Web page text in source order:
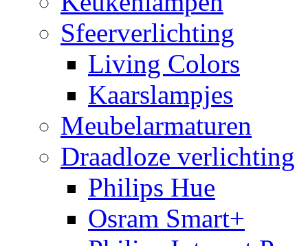
Sfeerverlichting
Living Colors
Kaarslampjes
Meubelarmaturen
Draadloze verlichting
Philips Hue
Osram Smart+